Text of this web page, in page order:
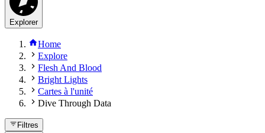
Explorer
Home
Explore
Flesh And Blood
Bright Lights
Cartes à l'unité
Dive Through Data
Filtres